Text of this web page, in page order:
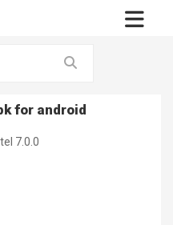
for android
7.0.0